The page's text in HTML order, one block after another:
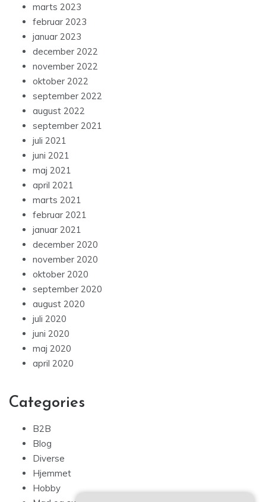
marts 2023
februar 2023
januar 2023
december 2022
november 2022
oktober 2022
september 2022
august 2022
september 2021
juli 2021
juni 2021
maj 2021
april 2021
marts 2021
februar 2021
januar 2021
december 2020
november 2020
oktober 2020
september 2020
august 2020
juli 2020
juni 2020
maj 2020
april 2020
Categories
B2B
Blog
Diverse
Hjemmet
Hobby